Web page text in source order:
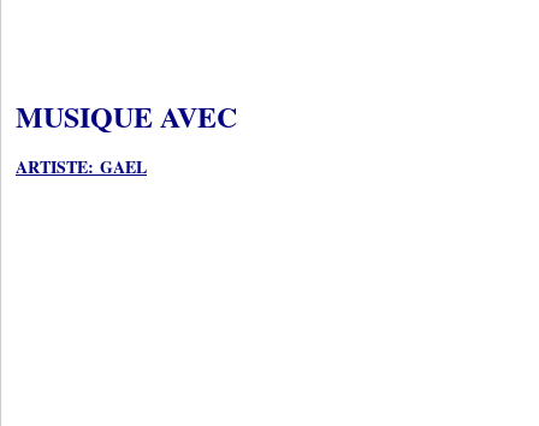
MUSIQUE AVEC
ARTISTE: GAEL